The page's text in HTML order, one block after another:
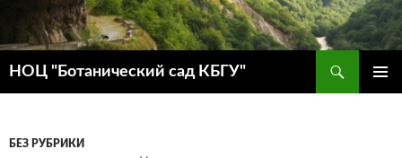
НОЦ "Ботанический сад КБГУ"
БЕЗ РУБРИКИ